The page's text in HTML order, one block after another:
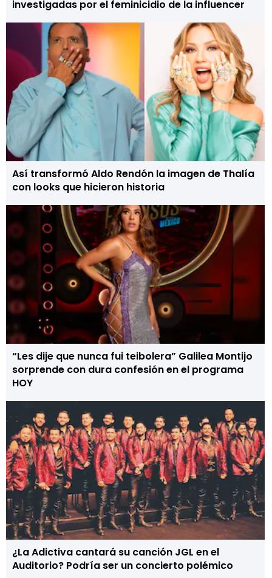
investigadas por el feminicidio de la influencer
Así transformó Aldo Rendón la imagen de Thalía
con looks que hicieron historia
“Les dije que nunca fui teibolera” Galilea Montijo
sorprende con dura confesión en el programa
HOY
¿La Adictiva cantará su canción JGL en el
Auditorio? Podría ser un concierto polémico